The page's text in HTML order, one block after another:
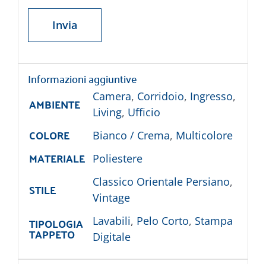
Informazioni aggiuntive
AMBIENTE
Camera, Corridoio, Ingresso,
Living, Ufficio
COLORE Bianco / Crema, Multicolore
MATERIALE Poliestere
STILE Classico Orientale Persiano,
Vintage
TIPOLOGIA
TAPPETO
Lavabili, Pelo Corto, Stampa
Digitale